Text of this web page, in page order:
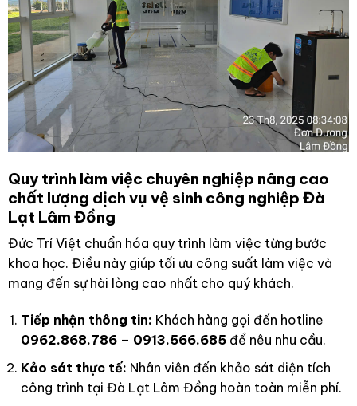
Quy trình làm việc chuyên nghiệp nâng cao
chất lượng dịch vụ vệ sinh công nghiệp Đà
Lạt Lâm Đồng
Đức Trí Việt chuẩn hóa quy trình làm việc từng bước
khoa học. Điều này giúp tối ưu công suất làm việc và
mang đến sự hài lòng cao nhất cho quý khách.
Tiếp nhận thông tin: Khách hàng gọi đến hotline
0962.868.786 – 0913.566.685để nêu nhu cầu.
Kảo sát thực tế: Nhân viên đến khảo sát diện tích
công trình tại Đà Lạt Lâm Đồng hoàn toàn miễn phí.